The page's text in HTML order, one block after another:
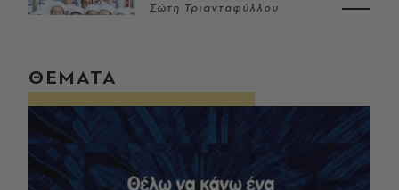
Σώτη Τριανταφύλλου
ΘΕΜΑΤΑ